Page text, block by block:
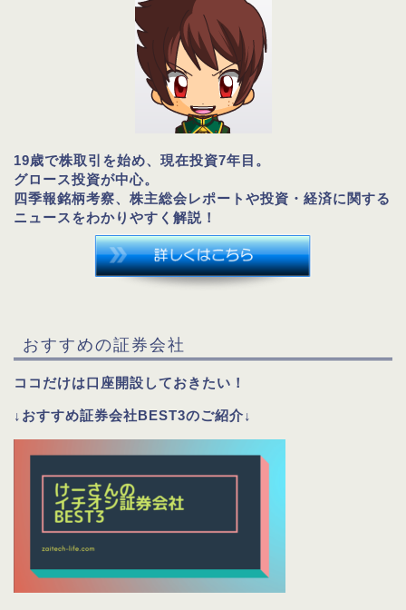
19歳で株取引を始め、現在投資7年目。
グロース投資が中心。
四季報銘柄考察、株主総会レポートや投資・経済に関する
ニュースをわかりやすく解説！
おすすめの証券会社
ココだけは口座開設しておきたい！
↓おすすめ証券会社BEST3のご紹介↓